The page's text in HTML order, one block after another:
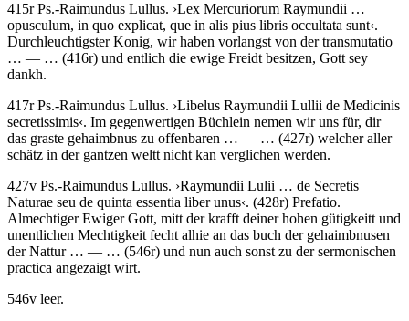
415rPs.-Raimundus Lullus. ›Lex Mercuriorum Raymundii …
opusculum, in quo explicat, que in alis pius libris occultata sunt‹.
Durchleuchtigster Konig, wir haben vorlangst von der transmutatio
… — … (416r) und entlich die ewige Freidt besitzen, Gott sey
dankh.
417rPs.-Raimundus Lullus. ›Libelus Raymundii Lullii de Medicinis
secretissimis‹. Im gegenwertigen Büchlein nemen wir uns für, dir
das graste gehaimbnus zu offenbaren … — … (427r) welcher aller
schätz in der gantzen weltt nicht kan verglichen werden.
427v Ps.-Raimundus Lullus. ›Raymundii Lulii … de Secretis
Naturae seu de quinta essentia liber unus‹. (428r) Prefatio.
Almechtiger Ewiger Gott, mitt der krafft deiner hohen gütigkeitt und
unentlichen Mechtigkeit fecht alhie an das buch der gehaimbnusen
der Nattur… — … (546r) und nun auch sonst zu der sermonischen
practica angezaigt wirt.
546v leer.